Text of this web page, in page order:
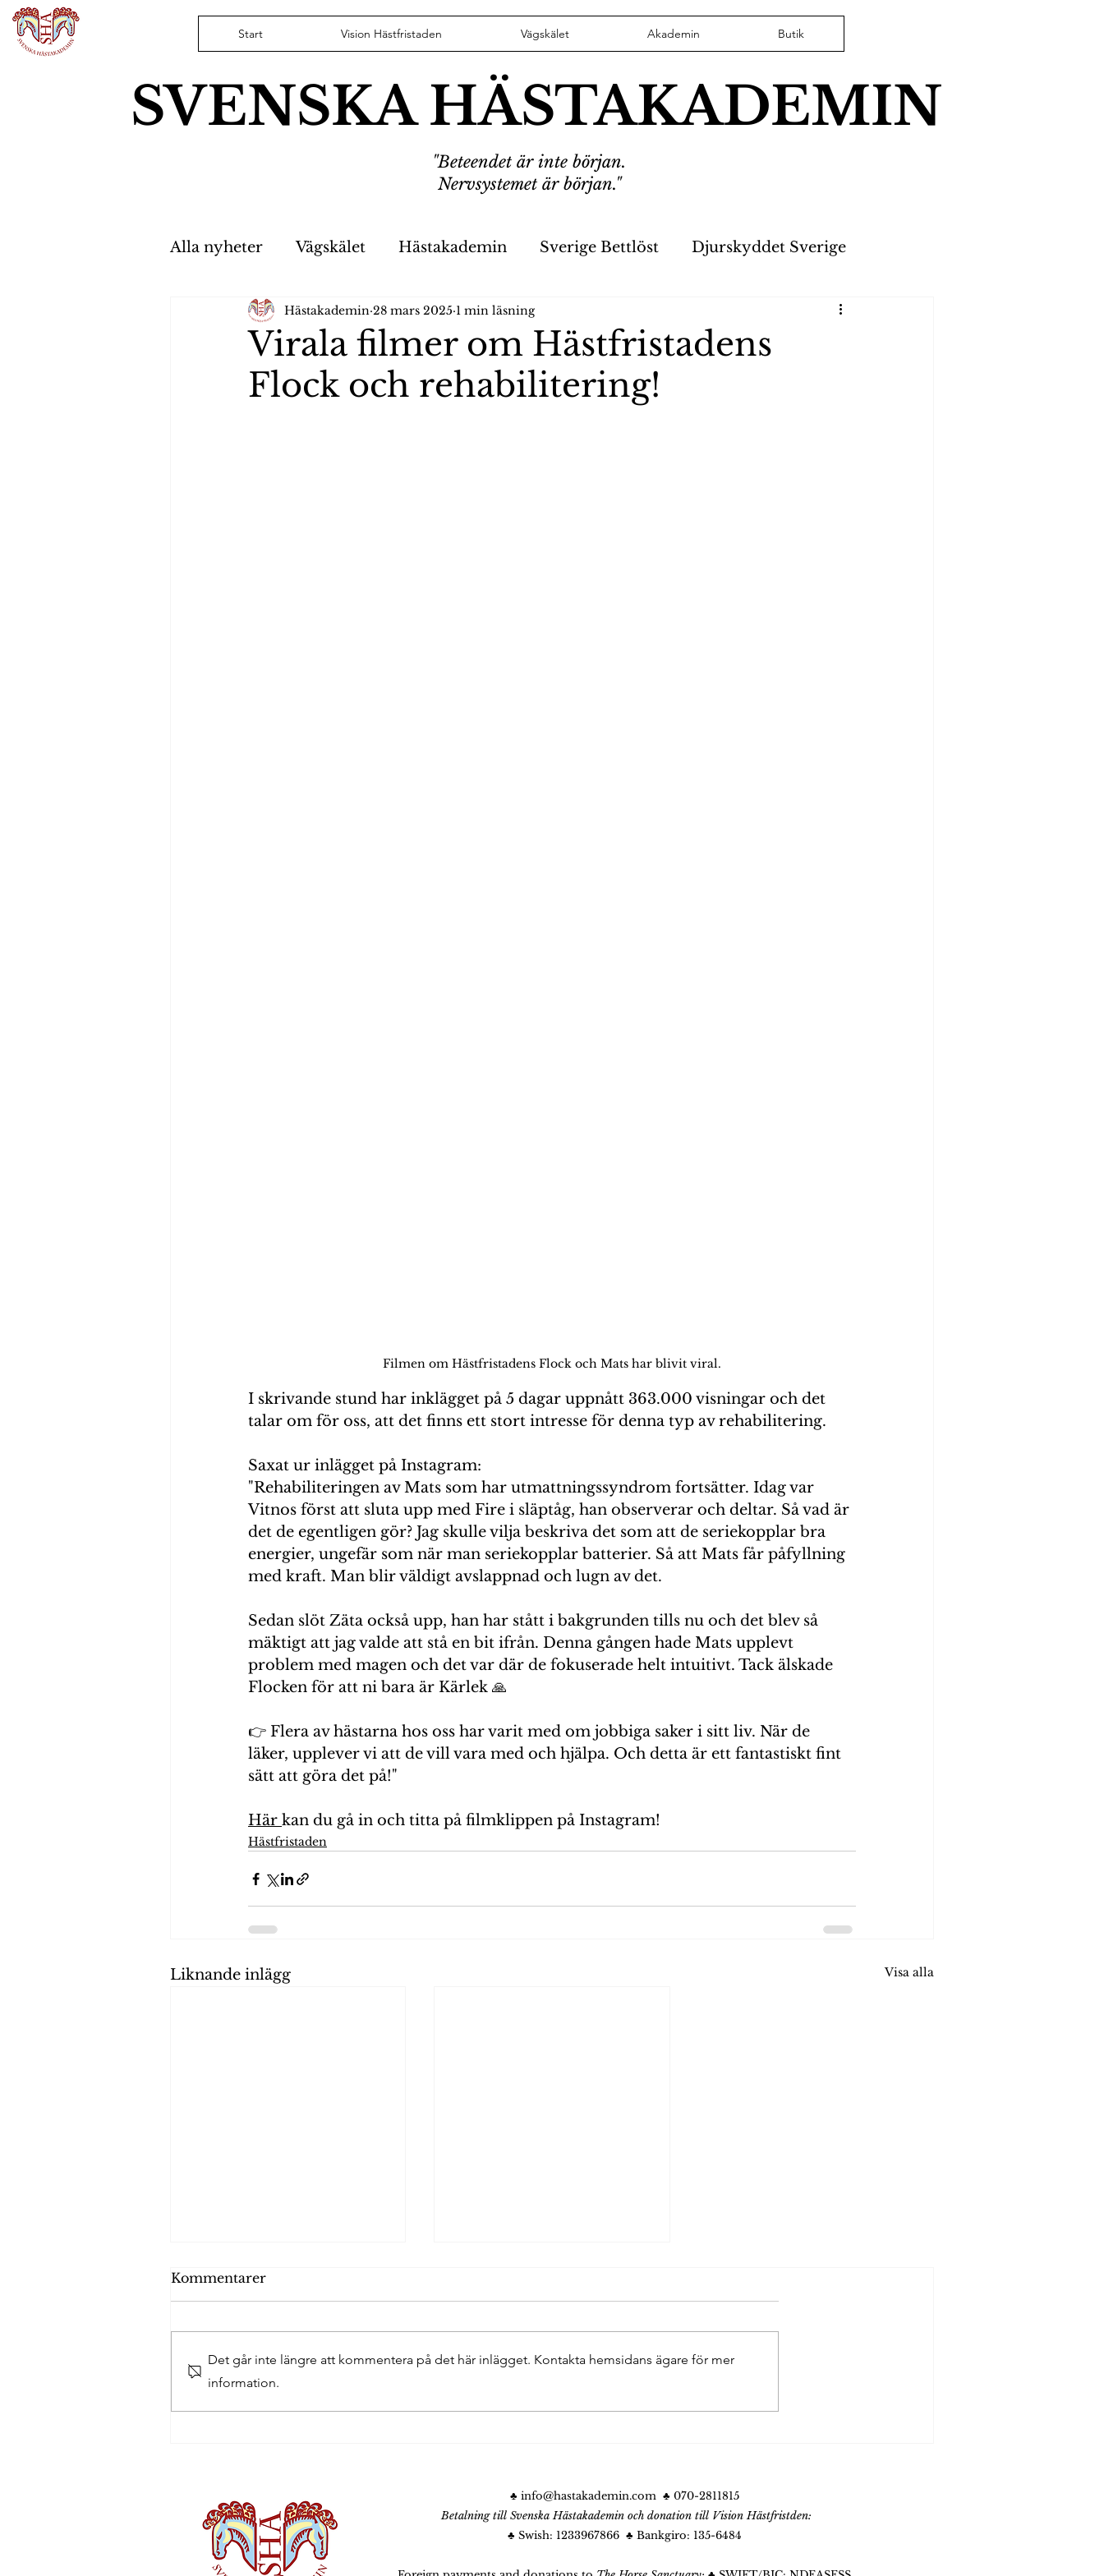
Start Vision Hästfristaden Vägskälet Akademin Butik
SVENSKA HÄSTAKADEMIN
"Beteendet är inte början.
Nervsystemet är början."
Alla nyheter Vägskälet Hästakademin Sverige Bettlöst Djurskyddet Sverige
Hästfristaden Nyheter Hästikett VD har ordet
Virala filmer om Hästfristadens
Flock och rehabilitering!
Hästakademin 28 mars 2025 1 min läsning
Filmen om Hästfristadens Flock och Mats har blivit viral.
I skrivande stund har inklägget på 5 dagar uppnått 363.000 visningar och det
talar om för oss, att det finns ett stort intresse för denna typ av rehabilitering.
Saxat ur inlägget på Instagram:
"Rehabiliteringen av Mats som har utmattningssyndrom fortsätter. Idag var
Vitnos först att sluta upp med Fire i släptåg, han observerar och deltar. Så vad är
det de egentligen gör? Jag skulle vilja beskriva det som att de seriekopplar bra
energier, ungefär som när man seriekopplar batterier. Så att Mats får påfyllning
med kraft. Man blir väldigt avslappnad och lugn av det.
Sedan slöt Zäta också upp, han har stått i bakgrunden tills nu och det blev så
mäktigt att jag valde att stå en bit ifrån. Denna gången hade Mats upplevt
problem med magen och det var där de fokuserade helt intuitivt. Tack älskade
Flocken för att ni bara är Kärlek 🙏
👉 Flera av hästarna hos oss har varit med om jobbiga saker i sitt liv. När de
läker, upplever vi att de vill vara med och hjälpa. Och detta är ett fantastiskt fint
sätt att göra det på!"
Här kan du gå in och titta på filmklippen på Instagram!
Hästfristaden
Liknande inlägg Visa alla
Kommentarer
Det går inte längre att kommentera på det här inlägget. Kontakta hemsidans ägare för mer
information.
♣ info@hastakademin.com♣ 070-2811815
Betalning till Svenska Hästakademin och donation till Vision Hästfristden:
♣ Swish: 1233967866 ♣ Bankgiro: 135-6484